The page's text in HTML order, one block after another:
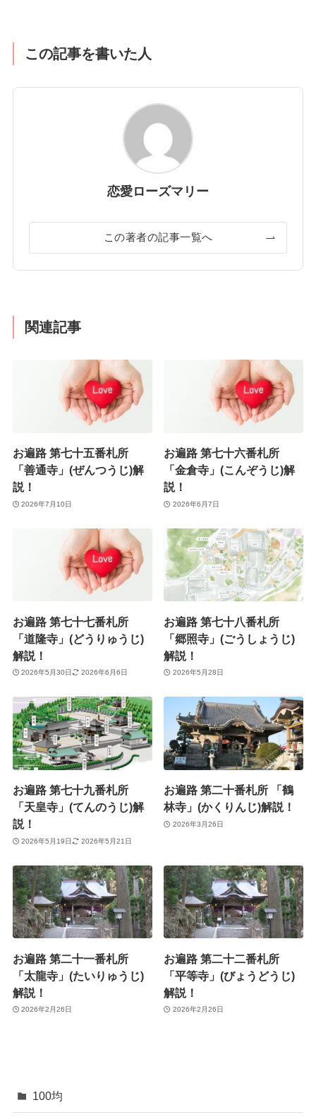
この記事を書いた人
恋愛ローズマリー
この著者の記事一覧へ
関連記事
お遍路 第七十五番札所
「善通寺」(ぜんつうじ)解
説！
2026年7月10日
お遍路 第七十六番札所
「金倉寺」(こんぞうじ)解
説！
2026年6月7日
お遍路 第七十七番札所
「道隆寺」(どうりゅうじ)
解説！
2026年5月30日 2026年6月6日
お遍路 第七十八番札所
「郷照寺」(ごうしょうじ)
解説！
2026年5月28日
お遍路 第七十九番札所
「天皇寺」(てんのうじ)解
説！
2026年5月19日 2026年5月21日
お遍路 第二十番札所 「鶴
林寺」(かくりんじ)解説！
2026年3月26日
お遍路 第二十一番札所
「太龍寺」(たいりゅうじ)
解説！
2026年2月26日
お遍路 第二十二番札所
「平等寺」(びょうどうじ)
解説！
2026年2月26日
100均